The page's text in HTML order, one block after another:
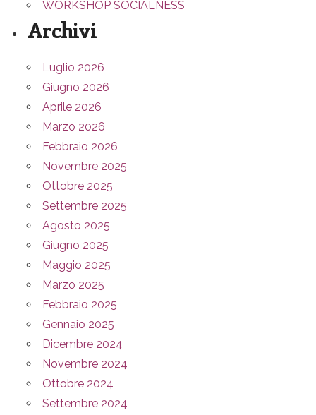
WORKSHOP SOCIALNESS
Archivi
Luglio 2026
Giugno 2026
Aprile 2026
Marzo 2026
Febbraio 2026
Novembre 2025
Ottobre 2025
Settembre 2025
Agosto 2025
Giugno 2025
Maggio 2025
Marzo 2025
Febbraio 2025
Gennaio 2025
Dicembre 2024
Novembre 2024
Ottobre 2024
Settembre 2024